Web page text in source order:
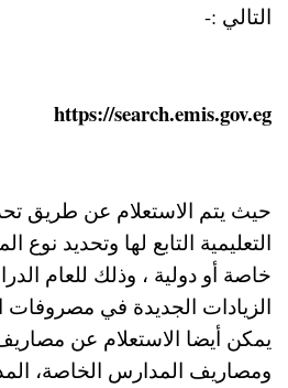
التالي :-
https://search.emis.gov.eg
حيث يتم الاستعلام عن طريق
التعليمية التابع لها وتحديد نوع
خاصة أو دولية ، وذلك للعام
يمكن أيضا الاستعلام عن
ومصاريف المدارس الخاصة،